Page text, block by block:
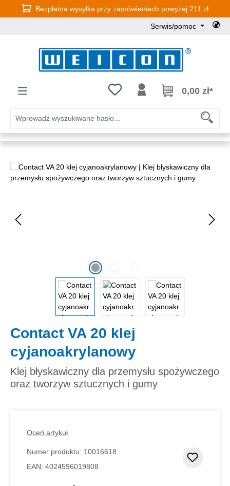
Przejdź do głównej zawartości
Bezpłatna wysyłka przy zamówieniach powyżej 211 zł
Serwis/pomoc
Masz 0 przedmioty na liście
0,00 zł*
Pomiń galerię zdjęć
Contact VA 20 klej
cyjanoakrylanowy
Klej błyskawiczny dla przemysłu spożywczego
oraz tworzyw sztucznych i gumy
Oceń artykuł
Numer produktu: 10016618
EAN: 4024596019808